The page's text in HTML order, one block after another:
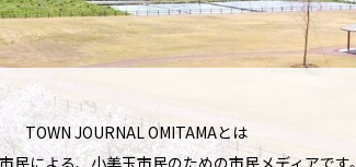
TOWN JOURNAL OMITAMAとは